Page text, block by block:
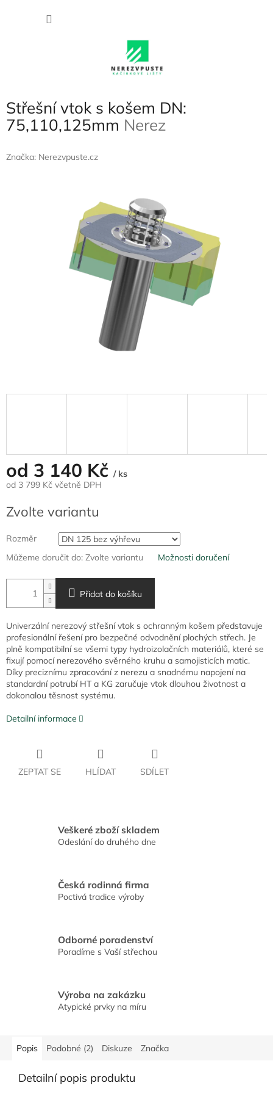
Střešní vtok s košem DN:
75,110,125mm Nerez
Značka: Nerezvpuste.cz
od 3 140 Kč / ks
od 3 799 Kč včetně DPH
cena:
Zvolte variantu
Rozměr
Můžeme doručit do: Zvolte variantu Možnosti doručení
Přidat do košíku
Univerzální nerezový střešní vtok s ochranným košem představuje
profesionální řešení pro bezpečné odvodnění plochých střech. Je
plně kompatibilní se všemi typy hydroizolačních materiálů, které se
fixují pomocí nerezového svěrného kruhu a samojisticích matic.
Díky preciznímu zpracování z nerezu a snadnému napojení na
standardní potrubí HT a KG zaručuje vtok dlouhou životnost a
dokonalou těsnost systému.
Detailní informace
ZEPTAT SE HLÍDAT SDÍLET
Veškeré zboží skladem
Odeslání do druhého dne
Česká rodinná firma
Poctivá tradice výroby
Odborné poradenství
Poradíme s Vaší střechou
Výroba na zakázku
Atypické prvky na míru
Popis Podobné (2) Diskuze Značka
Detailní popis produktu